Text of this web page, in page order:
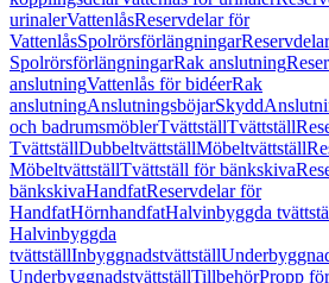
urinalerVattenlåsReservdelar för
VattenlåsSpolrörsförlängningar
SpolrörsförlängningarRak anslutning
anslutningVattenlås för bidéerRak
anslutningAnslutningsböjarSkydd
och badrumsmöblerTvättställTvättställ
TvättställDubbeltvättställMöbeltvättställ
MöbeltvättställTvättställ för bänkskiva
bänkskivaHandfatReservdelar för
HandfatHörnhandfatHalvinbyggda
Halvinbyggda
tvättställInbyggnadstvättställ
UnderbyggnadstvättställTillbehörPropp för